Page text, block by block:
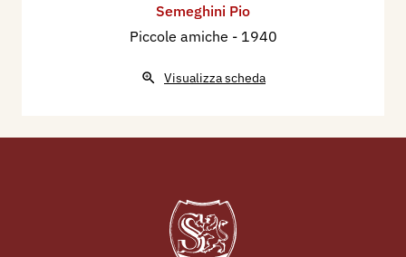
Semeghini Pio
Piccole amiche - 1940
Visualizza scheda